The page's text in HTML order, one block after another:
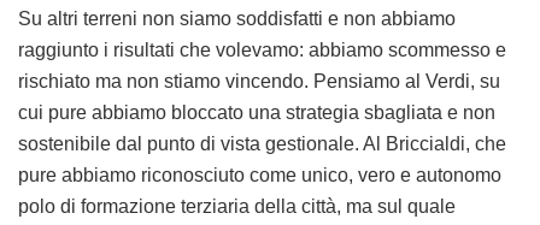
Su altri terreni non siamo soddisfatti e non abbiamo
raggiunto i risultati che volevamo: abbiamo scommesso e
rischiato ma non stiamo vincendo. Pensiamo al Verdi, su
cui pure abbiamo bloccato una strategia sbagliata e non
sostenibile dal punto di vista gestionale. Al Briccialdi, che
pure abbiamo riconosciuto come unico, vero e autonomo
polo di formazione terziaria della città, ma sul quale